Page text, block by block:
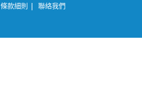
條款細則 | 聯絡我們